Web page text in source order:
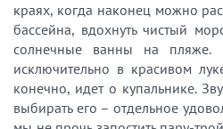
краях, когда наконец можно
бассейна, вдохнуть чистый
солнечные ванны на пляже.
исключительно в красивом
конечно, идет о купальнике.
выбирать его – отдельное